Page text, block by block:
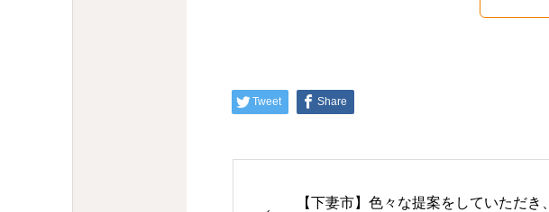
Tweet Share
【下妻市】色々な提案をしていただき、